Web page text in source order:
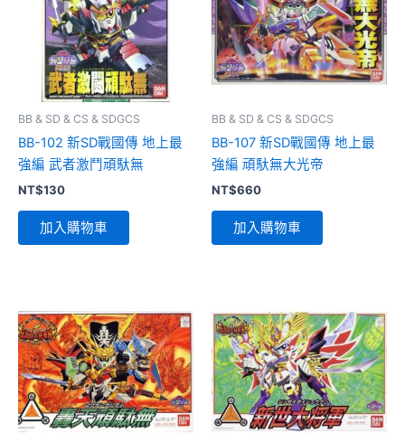
BB & SD & CS & SDGCS
BB-102 新SD戰國傳 地上最
強編 武者激鬥頑馱無
NT$130
加入購物車
BB & SD & CS & SDGCS
BB-107 新SD戰國傳 地上最
強編 頑馱無大光帝
NT$660
加入購物車